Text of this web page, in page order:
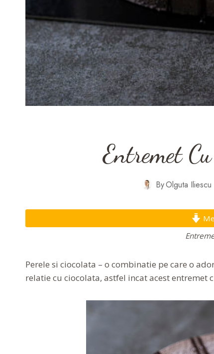
Entremet
ByOlguta Iliescu
Perele si ciocolata – o combinatie pe care o
relatie cu ciocolata, astfel incat acest entremet